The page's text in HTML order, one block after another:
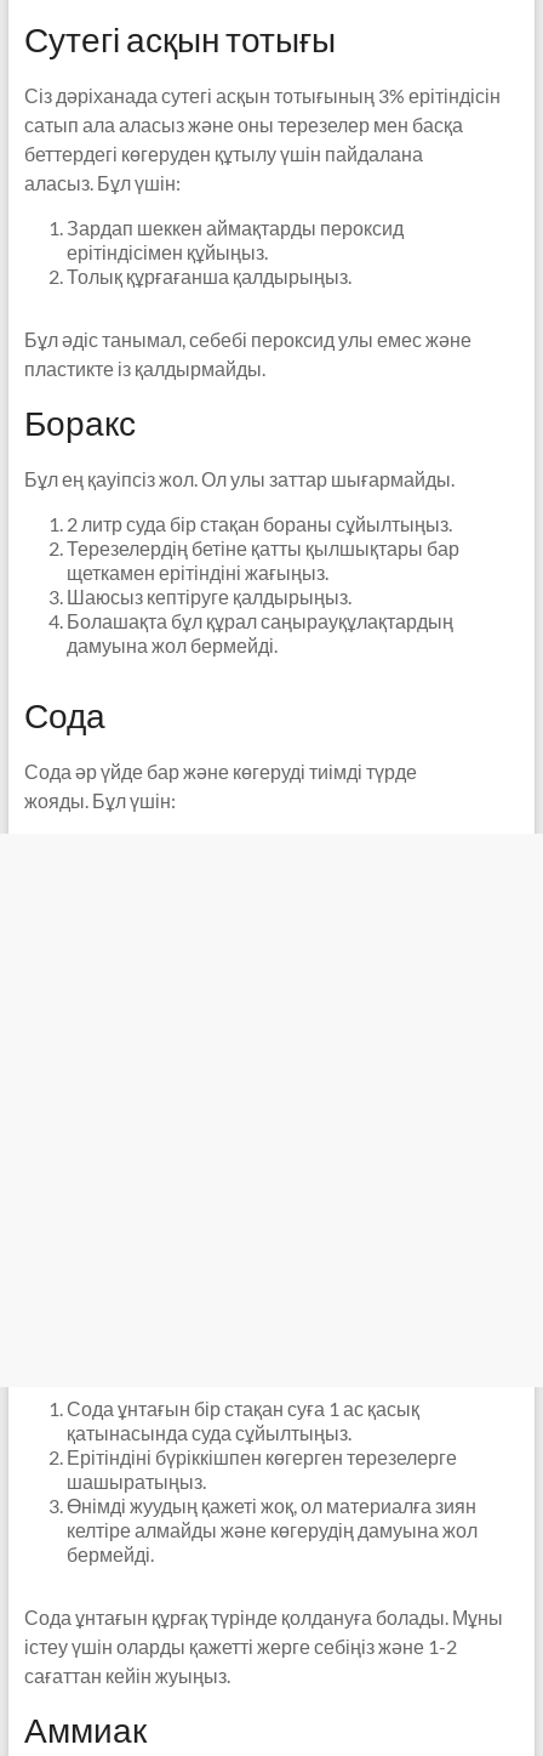
Сутегі асқын тотығы
Сіз дәріханада сутегі асқын тотығының 3% ерітіндісін
сатып ала аласыз және оны терезелер мен басқа
беттердегі көгеруден құтылу үшін пайдалана
аласыз. Бұл үшін:
Зардап шеккен аймақтарды пероксид
ерітіндісімен құйыңыз.
Толық құрғағанша қалдырыңыз.
Бұл әдіс танымал, себебі пероксид улы емес және
пластикте із қалдырмайды.
Боракс
Бұл ең қауіпсіз жол. Ол улы заттар шығармайды.
2 литр суда бір стақан бораны сұйылтыңыз.
Терезелердің бетіне қатты қылшықтары бар
щеткамен ерітіндіні жағыңыз.
Шаюсыз кептіруге қалдырыңыз.
Болашақта бұл құрал саңырауқұлақтардың
дамуына жол бермейді.
Сода
Сода әр үйде бар және көгеруді тиімді түрде
жояды. Бұл үшін:
Сода ұнтағын бір стақан суға 1 ас қасық
қатынасында суда сұйылтыңыз.
Ерітіндіні бүріккішпен көгерген терезелерге
шашыратыңыз.
Өнімді жуудың қажеті жоқ, ол материалға зиян
келтіре алмайды және көгерудің дамуына жол
бермейді.
Сода ұнтағын құрғақ түрінде қолдануға болады. Мұны
істеу үшін оларды қажетті жерге себіңіз және 1-2
сағаттан кейін жуыңыз.
Аммиак